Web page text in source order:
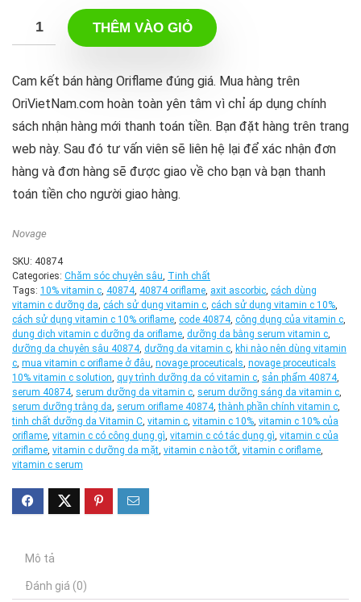
THÊM VÀO GIỎ
Cam kết bán hàng Oriflame đúng giá. Mua hàng trên
OriVietNam.com hoàn toàn yên tâm vì chỉ áp dụng chính
sách nhận hàng mới thanh toán tiền. Bạn đặt hàng trên trang
web này. Sau đó tư vấn viên sẽ liên hệ lại để xác nhận đơn
hàng và đơn hàng sẽ được giao về cho bạn và bạn thanh
toán tiền cho người giao hàng.
Novage
SKU: 40874
Categories: Chăm sóc chuyên sâu, Tinh chất
Tags: 10% vitamin c, 40874, 40874 oriflame, axit ascorbic, cách dùng
vitamin c dưỡng da, cách sử dụng vitamin c, cách sử dụng vitamin c 10%,
cách sử dụng vitamin c 10% oriflame, code 40874, công dụng của vitamin c,
dung dịch vitamin c dưỡng da oriflame, dưỡng da bằng serum vitamin c,
dưỡng da chuyên sâu 40874, dưỡng da vitamin c, khi nào nên dùng vitamin
c, mua vitamin c oriflame ở đâu, novage proceuticals, novage proceuticals
10% vitamin c solution, quy trình dưỡng da có vitamin c, sản phẩm 40874,
serum 40874, serum dưỡng da vitamin c, serum dưỡng sáng da vitamin c,
serum dưỡng trằng da, serum oriflame 40874,thành phần chính vitamin c,
tinh chất dưỡng da Vitamin C, vitamin c, vitamin c 10%, vitamin c 10% của
oriflame, vitamin c có công dụng gì, vitamin c có tác dụng gì, vitamin c của
oriflame, vitamin c dưỡng da mặt, vitamin c nào tốt, vitamin c oriflame,
vitamin c serum
Mô tả
Đánh giá (0)